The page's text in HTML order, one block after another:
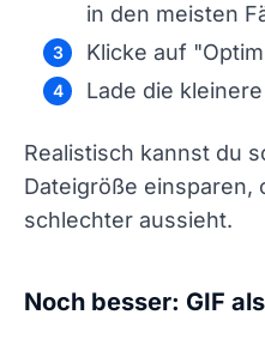
in den meisten
Klicke auf
Lade die
Realistisch kannst du
Dateigröße einsparen,
schlechter aussieht.
Noch besser: GIF